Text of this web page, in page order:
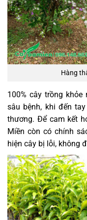
Hàng
100% cây trồng
sâu bệnh, khi đến
thương. Để cam kết
Miền còn có chính
hiện cây bị lỗi, không